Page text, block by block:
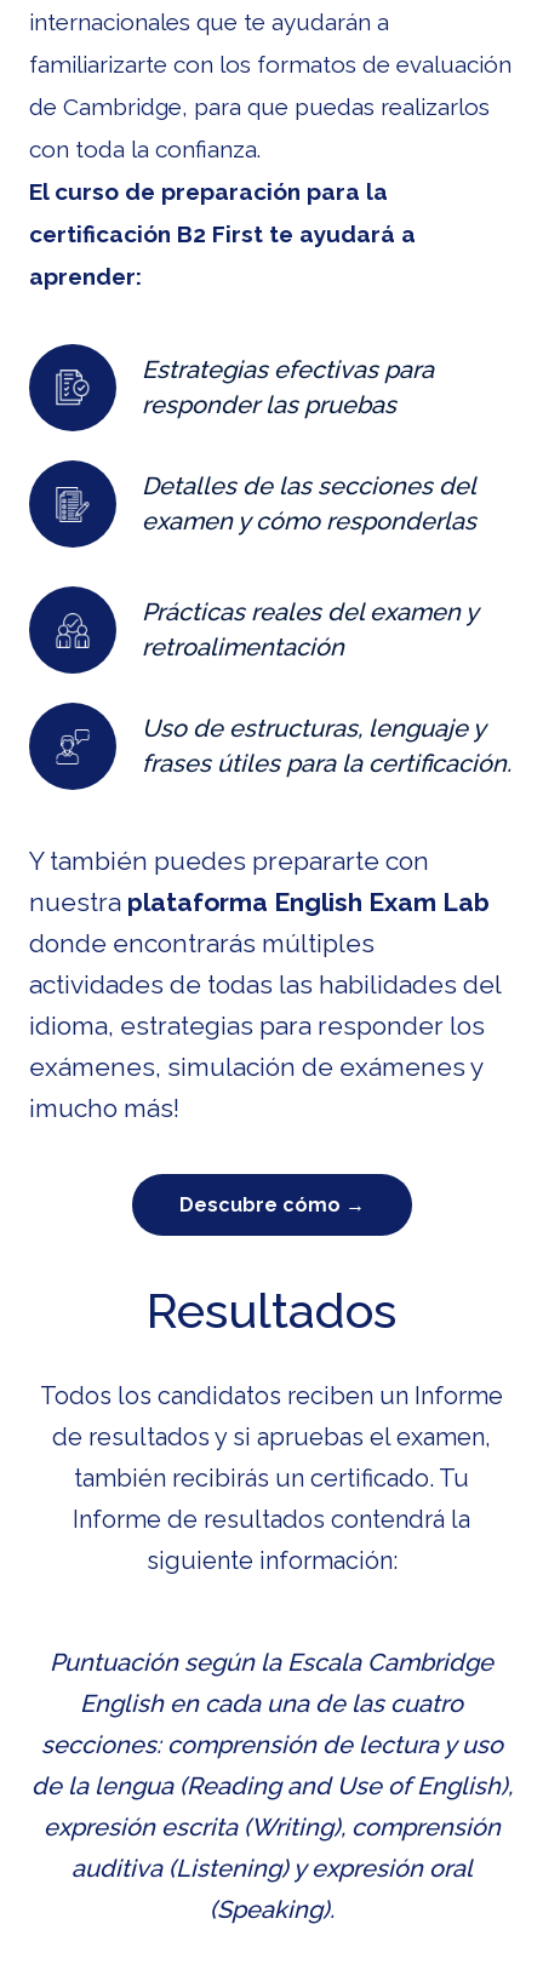
internacionales que te ayudarán a
familiarizarte con los formatos de evaluación
de Cambridge, para que puedas realizarlos
con toda la confianza.
El curso de preparación para la
certificación B2 First te ayudará a
aprender:
Estrategias efectivas para
responder las pruebas
Detalles de las secciones del
examen y cómo responderlas
Prácticas reales del examen y
retroalimentación
Uso de estructuras, lenguaje y
frases útiles para la certificación.
Y también puedes prepararte con
nuestra plataforma English Exam Lab
donde encontrarás múltiples
actividades de todas las habilidades del
idioma, estrategias para responder los
exámenes, simulación de exámenes y
¡mucho más!
Descubre cómo →
Resultados
Todos los candidatos reciben un Informe
de resultados y si apruebas el examen,
también recibirás un certificado. Tu
Informe de resultados contendrá la
siguiente información:
Puntuación según la Escala Cambridge
English en cada una de las cuatro
secciones: comprensión de lectura y uso
de la lengua (Reading and Use of English),
expresión escrita (Writing), comprensión
auditiva (Listening) y expresión oral
(Speaking).
Disclaimer
×
The original version of this puzzle
was made to be played by two